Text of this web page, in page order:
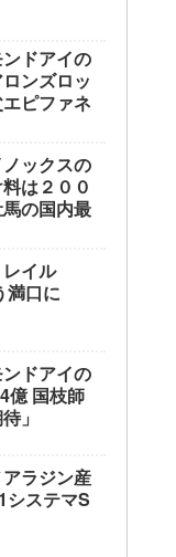
ンドアイの
ンズロッ
ピファネ
ノックスの
は２００
の国内最
レイル
満口に
ンドアイの
億 国枝師
」
アラジン産
システマS